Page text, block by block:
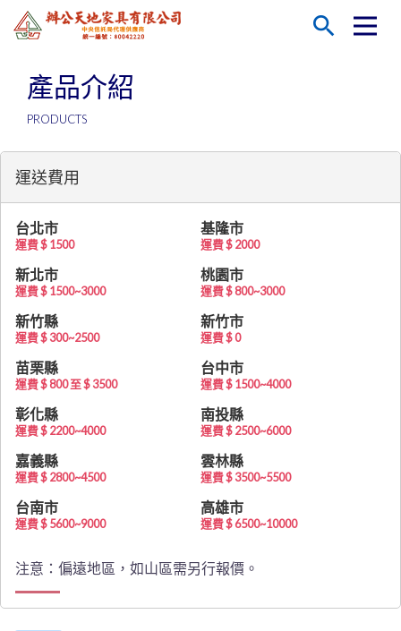
search
購物說明
聯絡我們
最新消息
產品介紹
PRODUCTS
運送費用
台北市
運費 $ 1500
基隆市
運費 $ 2000
新北市
運費 $ 1500~3000
桃園市
運費 $ 800~3000
新竹縣
運費 $ 300~2500
新竹市
運費 $ 0
苗栗縣
運費 $ 800 至 $ 3500
台中市
運費 $ 1500~4000
彰化縣
運費 $ 2200~4000
南投縣
運費 $ 2500~6000
嘉義縣
運費 $ 2800~4500
雲林縣
運費 $ 3500~5500
台南市
運費 $ 5600~9000
高雄市
運費 $ 6500~10000
注意：偏遠地區，如山區需另行報價。